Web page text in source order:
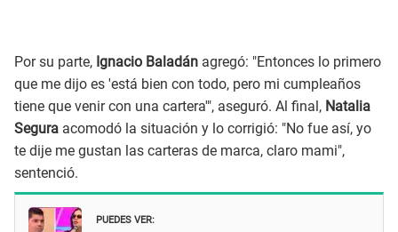
Por su parte, Ignacio Baladán agregó: "Entonces lo primero
que me dijo es 'está bien con todo, pero mi cumpleaños
tiene que venir con una cartera'", aseguró. Al final, Natalia
Segura acomodó la situación y lo corrigió: "No fue así, yo
te dije me gustan las carteras de marca, claro mami",
sentenció.
PUEDES VER: